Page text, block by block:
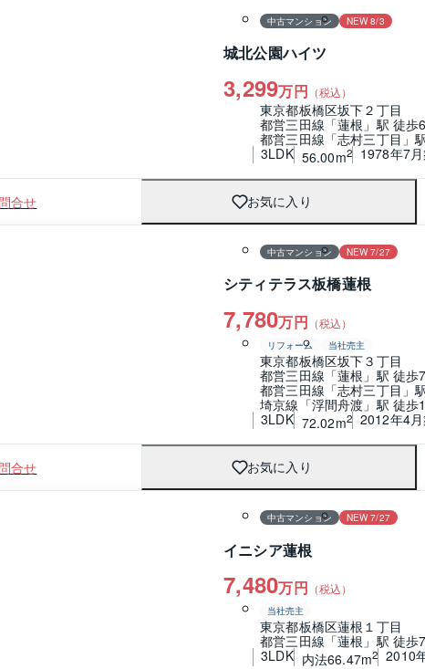
中古マンション NEW 8/3
城北公園ハイツ
3,299万円 （税込）
東京都板橋区坂下２丁目
都営三田線「蓮根」駅 徒歩
都営三田線「志村三丁目」
3LDK 56.00m2 1978年7
合せ お気に入り
中古マンション NEW 7/27
シティテラス板橋蓮根
7,780万円 （税込）
リフォーム 当社売主
東京都板橋区坂下３丁目
都営三田線「蓮根」駅 徒歩
都営三田線「志村三丁目」
埼京線「浮間舟渡」駅 徒歩
3LDK 72.02m2 2012年4
合せ お気に入り
中古マンション NEW 7/27
イニシア蓮根
7,480万円 （税込）
当社売主
東京都板橋区蓮根１丁目
都営三田線「蓮根」駅 徒歩
3LDK 内法66.47m2 2010